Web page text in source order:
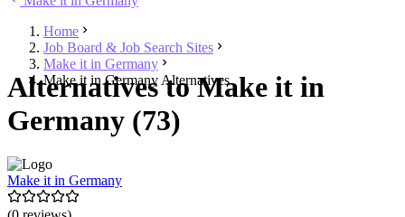
Home
Job Board & Job Search Sites
Make it in Germany
Make it in Germany Alternatives
Alternatives to Make it in
Germany (73)
Make it in Germany